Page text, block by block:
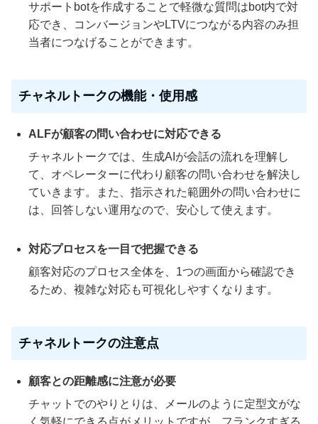
サポートbotを作成することで軽微な質問はbot内で対
応でき、コンバージョンやLTVにつながる内容のみ担
当者につなげることができます。
チャネルトークの機能・使用感
ALFが顧客の問い合わせに対応できる
チャネルトークでは、生成AIが会話の流れを理解し
て、オペレーターに代わり顧客の問い合わせを解決し
ていきます。また、指示された範囲外の問い合わせに
は、回答しない運用なので、安心して使えます。
対応プロセスを一目で把握できる
顧客対応のプロセス全体を、1つの画面から確認でき
るため、複雑な対応も可視化しやすくなります。
チャネルトークの注意点
顧客との距離感に注意が必要
チャットでのやりとりは、メールのように定型文がな